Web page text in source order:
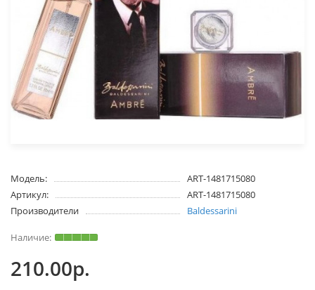
Модель:
ART-1481715080
Артикул:
ART-1481715080
Производители
Baldessarini
210.00р.